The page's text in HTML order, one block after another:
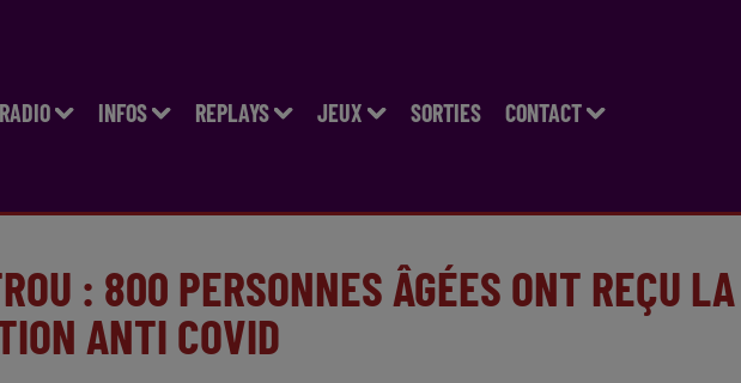
RADIO INFOS REPLAYS JEUX SORTIES CONTACT
: 800 PERSONNES ÂGÉES ONT REÇU LA
ANTI COVID